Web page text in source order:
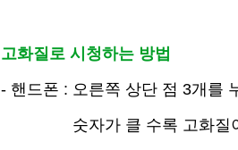
고화질로 시청하는 방법
- 핸드폰 : 오른쪽 상단 점 3개를
숫자가 클 수록 고화질이며,